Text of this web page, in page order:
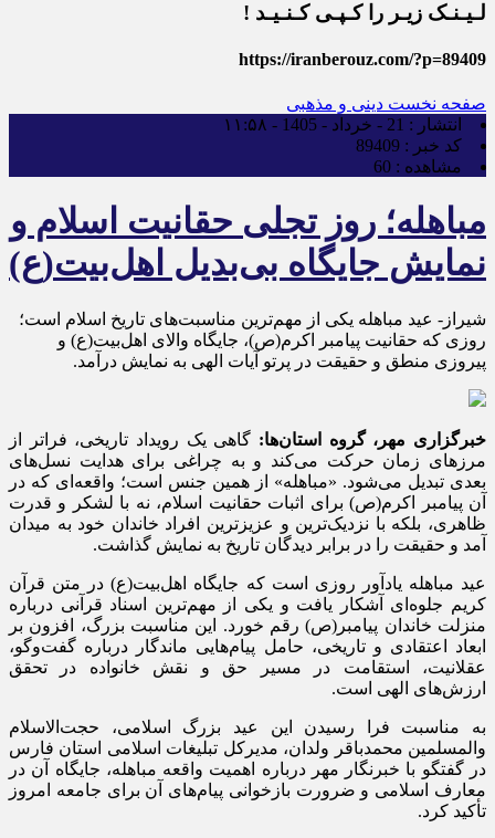
لـیـنـک زیـر را کـپـی کـنـیـد !
https://iranberouz.com/?p=89409
صفحه نخست دینی و مذهبی
انتشار : 21 - خرداد - 1405 - ۱۱:۵۸
کد خبر : 89409
مشاهده : 60
مباهله؛ روز تجلی حقانیت اسلام و
نمایش جایگاه بی‌بدیل اهل‌بیت(ع)
شیراز- عید مباهله یکی از مهم‌ترین مناسبت‌های تاریخ اسلام است؛
روزی که حقانیت پیامبر اکرم(ص)، جایگاه والای اهل‌بیت(ع) و
پیروزی منطق و حقیقت در پرتو آیات الهی به نمایش درآمد.
خبرگزاری مهر، گروه استان‌ها: گاهی یک رویداد تاریخی، فراتر از
مرزهای زمان حرکت می‌کند و به چراغی برای هدایت نسل‌های
بعدی تبدیل می‌شود. «مباهله» از همین جنس است؛ واقعه‌ای که در
آن پیامبر اکرم(ص) برای اثبات حقانیت اسلام، نه با لشکر و قدرت
ظاهری، بلکه با نزدیک‌ترین و عزیزترین افراد خاندان خود به میدان
آمد و حقیقت را در برابر دیدگان تاریخ به نمایش گذاشت.
عید مباهله یادآور روزی است که جایگاه اهل‌بیت(ع) در متن قرآن
کریم جلوه‌ای آشکار یافت و یکی از مهم‌ترین اسناد قرآنی درباره
منزلت خاندان پیامبر(ص) رقم خورد. این مناسبت بزرگ، افزون بر
ابعاد اعتقادی و تاریخی، حامل پیام‌هایی ماندگار درباره گفت‌وگو،
عقلانیت، استقامت در مسیر حق و نقش خانواده در تحقق
ارزش‌های الهی است.
به مناسبت فرا رسیدن این عید بزرگ اسلامی، حجت‌الاسلام
والمسلمین محمدباقر ولدان، مدیرکل تبلیغات اسلامی استان فارس
در گفتگو با خبرنگار مهر درباره اهمیت واقعه مباهله، جایگاه آن در
معارف اسلامی و ضرورت بازخوانی پیام‌های آن برای جامعه امروز
تأکید کرد.